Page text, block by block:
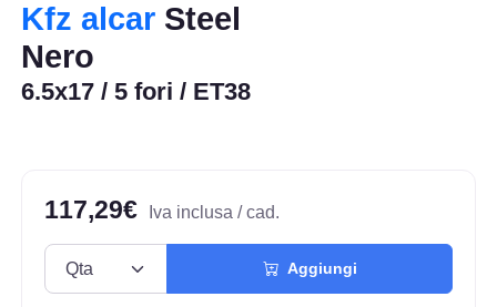
Kfz alcar Steel
Nero
6.5x17 / 5 fori / ET38
117,29€ Iva inclusa / cad.
Aggiungi